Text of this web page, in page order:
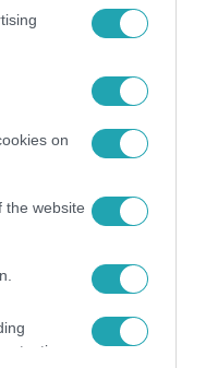
on
the website
PINTÉR MÁRK